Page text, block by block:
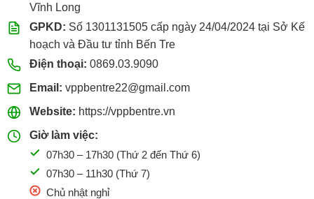
Vĩnh Long
GPKD: Số 1301131505 cấp ngày 24/04/2024 tại Sở Kế
hoạch và Đầu tư tỉnh Bến Tre
Điện thoại: 0869.03.9090
Email: vppbentre22@gmail.com
Website: https://vppbentre.vn
Giờ làm việc:
07h30 – 17h30 (Thứ 2 đến Thứ 6)
07h30 – 11h30 (Thứ 7)
Chủ nhật nghỉ